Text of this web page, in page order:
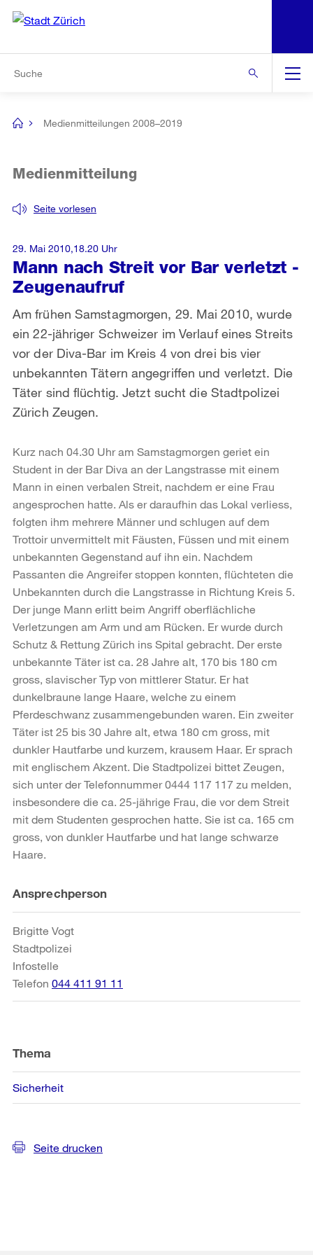
Navigation
[no
Medienmitteilungen 2008–2019
Mann nach Streit vor Bar verletzt -
Zeugenaufruf
Seite vorlesen
Medienmitteilung
Am frühen Samstagmorgen, 29. Mai 2010, wurde
ein 22-jähriger Schweizer im Verlauf eines Streits
vor der Diva-Bar im Kreis 4 von drei bis vier
unbekannten Tätern angegriffen und verletzt. Die
Täter sind flüchtig. Jetzt sucht die Stadtpolizei
Zürich Zeugen.
29. Mai 2010,18.20 Uhr
Kurz nach 04.30 Uhr am Samstagmorgen geriet ein
Student in der Bar Diva an der Langstrasse mit einem
Mann in einen verbalen Streit, nachdem er eine Frau
angesprochen hatte. Als er daraufhin das Lokal verliess,
folgten ihm mehrere Männer und schlugen auf dem
Trottoir unvermittelt mit Fäusten, Füssen und mit einem
unbekannten Gegenstand auf ihn ein. Nachdem
Passanten die Angreifer stoppen konnten, flüchteten die
Unbekannten durch die Langstrasse in Richtung Kreis 5.
Der junge Mann erlitt beim Angriff oberflächliche
Verletzungen am Arm und am Rücken. Er wurde durch
Schutz & Rettung Zürich ins Spital gebracht. Der erste
unbekannte Täter ist ca. 28 Jahre alt, 170 bis 180 cm
gross, slavischer Typ von mittlerer Statur. Er hat
dunkelbraune lange Haare, welche zu einem
Pferdeschwanz zusammengebunden waren. Ein zweiter
Täter ist 25 bis 30 Jahre alt, etwa 180 cm gross, mit
dunkler Hautfarbe und kurzem, krausem Haar. Er sprach
mit englischem Akzent. Die Stadtpolizei bittet Zeugen,
sich unter der Telefonnummer 0444 117 117 zu melden,
insbesondere die ca. 25-jährige Frau, die vor dem Streit
mit dem Studenten gesprochen hatte. Sie ist ca. 165 cm
gross, von dunkler Hautfarbe und hat lange schwarze
Haare.
Weitere
Informationen
Ansprechperson
Brigitte Vogt
Stadtpolizei
Infostelle
Telefon 044 411 91 11
Thema
Sicherheit
Seite drucken